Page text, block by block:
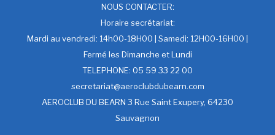
NOUS CONTACTER:
Horaire secrétariat:
Mardi au vendredi: 14h00-18H00 | Samedi: 12H00-16H00 |
Fermé les Dimanche et Lundi
TELEPHONE: 05 59 33 22 00
secretariat@aeroclubdubearn.com
AEROCLUB DU BEARN 3 Rue Saint Exupery, 64230
Sauvagnon